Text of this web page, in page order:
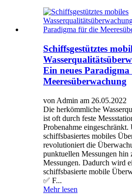
Schiffsgestütztes
Ein neues
Meeresüberwachung
von Admin am 26.05.2022
Die herkömmliche
ist oft durch feste
Probenahme eingeschränkt.
schiffsbasiertes mobiles
revolutioniert die
punktuellen Messungen hin
Messungen. Dadurch wird
schiffsbasierte mobile
✅ F...
Mehr lesen